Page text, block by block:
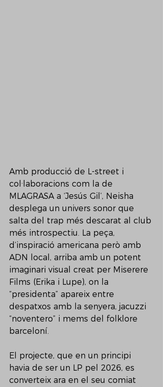
Amb producció de L-street i
col·laboracions com la de
MLAGRASA a ‘Jesús Gil’, Neisha
desplega un univers sonor que
salta del trap més descarat al club
més introspectiu. La peça,
d’inspiració americana però amb
ADN local, arriba amb un potent
imaginari visual creat per Miserere
Films (Erika i Lupe), on la
“presidenta” apareix entre
despatxos amb la senyera, jacuzzi
“noventero” i mems del folklore
barceloní.
El projecte, que en un principi
havia de ser un LP pel 2026, es
converteix ara en el seu comiat